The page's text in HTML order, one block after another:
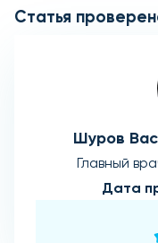
Статья
Шуров
Главный
Дата